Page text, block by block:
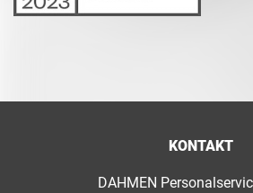
KONTAKT
DAHMEN